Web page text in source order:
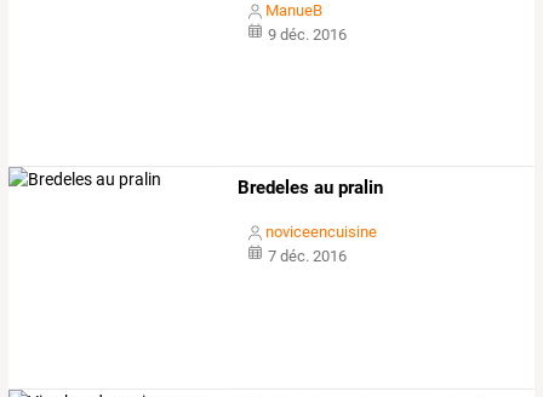
ManueB
9 déc. 2016
Bredeles au pralin
noviceencuisine
7 déc. 2016